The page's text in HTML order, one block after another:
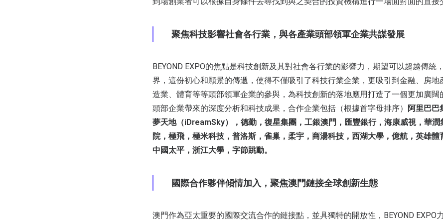
聚焦科技影響社會各行業，與各產業頭部領軍企業共謀發展
BEYOND EXPO的焦點是科技創新及其對社會各行業的影響力，期望可以超越傳統
界，這份初心和願景的傳遞，使得不僅吸引了科技行業企業，更吸引到金融、房地
造業、體育等等頭部領軍企業的參與，為科技創新的落地應用打造了一個更加廣闊
頭部企業帶來的深度分析和科技成果，合作企業包括（根據首字母排序）
阿里巴巴
夢天地（iDreamSky），德勤，復星集團，工銀澳門，匯豐銀行，海康威視，華潤
院，極飛，極米科技，普洛斯，雀巢，柔宇，商湯科技，西湖大學，億航，英雄體
中國太平，浙江大學，字節跳動。
國際合作夥伴傾情加入，聚焦澳門鏈接全球創新生態
澳門作為亞太重要的國際交流合作的鏈接點，並具獨特的開放性，BEYOND EXPO